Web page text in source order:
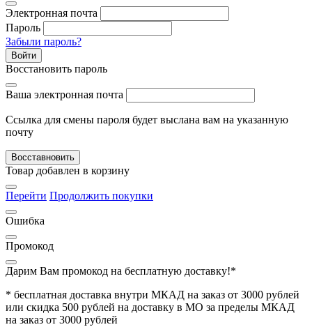
Электронная почта
Пароль
Забыли пароль?
Войти
Восстановить пароль
Ваша электронная почта
Ссылка для смены пароля будет выслана вам на указанную
почту
Восставновить
Товар добавлен в корзину
Перейти Продолжить покупки
Ошибка
Промокод
Дарим Вам промокод на бесплатную доставку!*
* бесплатная доставка внутри МКАД на заказ от 3000 рублей
или скидка 500 рублей на доставку в МО за пределы МКАД
на заказ от 3000 рублей